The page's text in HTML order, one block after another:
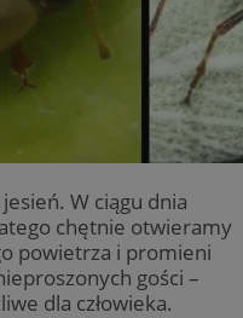
W ciągu dnia
chętnie otwieramy
powietrza i promieni
gości –
dla człowieka.